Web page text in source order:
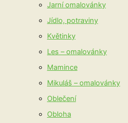
Jarní omalovánky
Jídlo, potraviny
Květinky
Les – omalovánky
Mamince
Mikuláš – omalovánky
Oblečení
Obloha